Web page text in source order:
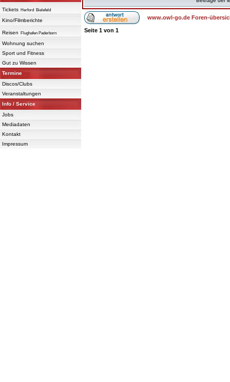
Tickets Herford Bielefeld
Kino/Filmberichte
Reisen Flughafen Paderborn
Wohnung suchen
Sport und Fitness
Gut zu Wissen
Termine
Discos/Clubs
Veranstaltungen
Info / Service
Jobs
Mediadaten
Kontakt
Impressum
www.owl-go.de Foren-
Seite 1 von 1